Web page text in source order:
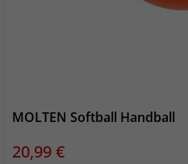
MOLTEN Softball Handball
Preis
20,99 €